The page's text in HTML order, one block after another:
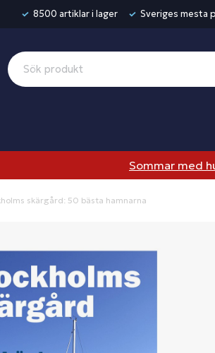
8500 artiklar i lager Sveriges mesta
Sommar med
skärgård: 50 bästa hamnarna